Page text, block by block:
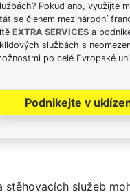
Pokud ano, využijte
se členem mezinárodní
EXTRA SERVICESa
službách s
po celé Evropské
Podnikejte v
služeb